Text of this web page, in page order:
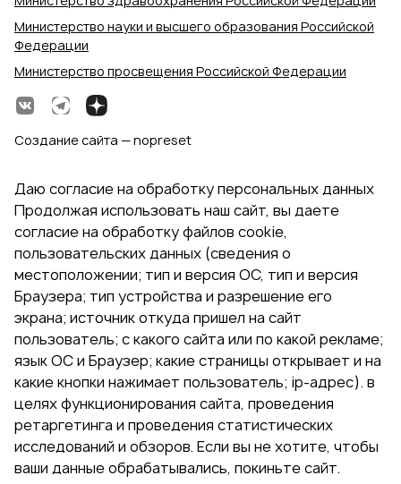
Министерство науки и высшего образования Российской
Федерации
Министерство просвещения Российской Федерации
Создание сайта — nopreset
Даю согласие на обработку персональных данных
Продолжая использовать наш сайт, вы даете
согласие на обработку файлов cookie,
пользовательских данных (сведения о
местоположении; тип и версия ОС, тип и версия
Браузера; тип устройства и разрешение его
экрана; источник откуда пришел на сайт
пользователь; с какого сайта или по какой рекламе;
язык ОС и Браузер; какие страницы открывает и на
какие кнопки нажимает пользователь; ip-адрес). в
целях функционирования сайта, проведения
ретаргетинга и проведения статистических
исследований и обзоров. Если вы не хотите, чтобы
ваши данные обрабатывались, покиньте сайт.